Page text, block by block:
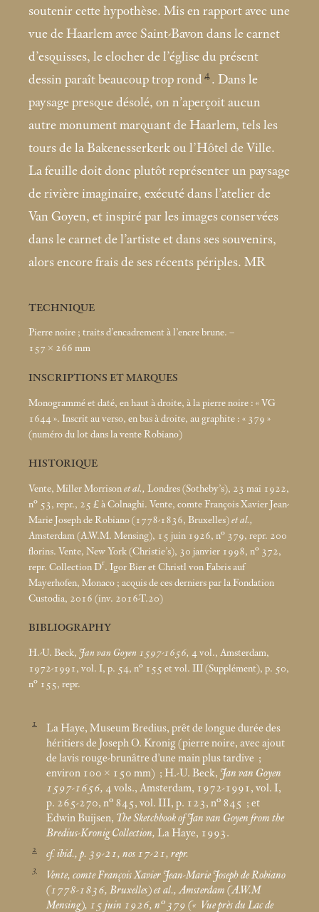
soutenir cette hypothèse. Mis en rapport avec une
vue de Haarlem avec Saint-Bavon dans le carnet
d’esquisses, le clocher de l’église du présent
dessin paraît beaucoup trop rond 4. Dans le
paysage presque désolé, on n’aperçoit aucun
autre monument marquant de Haarlem, tels les
tours de la Bakenesserkerk ou l’Hôtel de Ville.
La feuille doit donc plutôt représenter un paysage
de rivière imaginaire, exécuté dans l’atelier de
Van Goyen, et inspiré par les images conservées
dans le carnet de l’artiste et dans ses souvenirs,
alors encore frais de ses récents périples. MR
TECHNIQUE
Pierre noire ; traits d’encadrement à l’encre brune. –
157 × 266 mm
INSCRIPTIONS ET MARQUES
Monogrammé et daté, en haut à droite, à la pierre noire : «VG
1644». Inscrit au verso, en bas à droite, au graphite : « 379 »
(numéro du lot dans la vente Robiano)
HISTORIQUE
Vente, Miller Morrisonet al., Londres (Sotheby’s), 23 mai 1922,
n° 53, repr., 25 £ à Colnaghi. Vente, comte François Xavier Jean-
Marie Joseph de Robiano (1778-1836, Bruxelles)et al.,
Amsterdam (A.W.M. Mensing), 15 juin 1926, n° 379, repr. 200
florins. Vente, New York (Christie’s), 30 janvier 1998, n° 372,
repr. Collection Dr. Igor Bier et Christl von Fabris auf
Mayerhofen, Monaco ; acquis de ces derniers par la Fondation
Custodia, 2016 (inv. 2016-T.20)
BIBLIOGRAPHY
H.-U. Beck, Jan van Goyen 1597-1656, 4 vol., Amsterdam,
1972-1991, vol. I, p. 54, n° 155 et vol. III (Supplément), p. 50,
n° 155, repr.
1
La Haye, Museum Bredius, prêt de longue durée des
héritiers de Joseph O. Kronig (pierre noire, avec ajout
de lavis rouge-brunâtre d’une main plus tardive ;
environ 100 × 150 mm) ; H.-U. Beck, Jan van Goyen
1597-1656, 4 vols., Amsterdam, 1972-1991, vol. I,
p. 265-270, n° 845, vol. III, p. 123, n° 845 ; et
Edwin Buijsen, The Sketchbook of Jan van Goyen from the
Bredius-Kronig Collection, La Haye, 1993.
2 cf.ibid., p. 39-21, nos 17-21, repr.
3
Vente, comte François Xavier Jean-Marie Joseph de Robiano
(1778-1836, Bruxelles)et al.,Amsterdam (A.W.M
Mensing), 15 juin 1926, n° 379 (« Vue près du Lac de